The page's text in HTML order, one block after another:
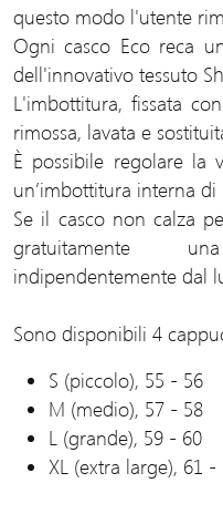
questo modo l'utente
Ogni casco Eco reca
dell'innovativo tessuto
L'imbottitura, fissata
rimossa, lavata e
È possibile regolare la
un’imbottitura interna di
Se il casco non calza
gratuitamente
indipendentemente dal
Sono disponibili 4
S (piccolo), 55 - 56
M (medio), 57 - 58
L (grande), 59 - 60
XL (extra large), 61 -